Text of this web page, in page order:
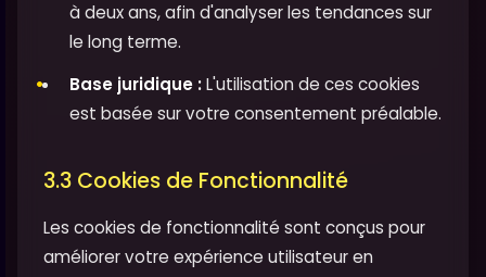
à deux ans, afin d'analyser les tendances sur
le long terme.
Base juridique :L'utilisation de ces cookies
est basée sur votre consentement préalable.
3.3 Cookies de Fonctionnalité
Les cookies de fonctionnalité sont conçus pour
améliorer votre expérience utilisateur en